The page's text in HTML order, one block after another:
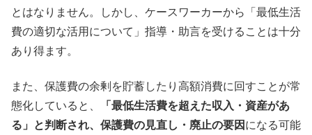
とはなりません。しかし、ケースワーカーから「最低生活
費の適切な活用について」指導・助言を受けることは十分
あり得ます。
また、保護費の余剰を貯蓄したり高額消費に回すことが常
態化していると、
「最低生活費を超えた収入・資産があ
る」と判断され、保護費の見直し・廃止の要因 になる可能